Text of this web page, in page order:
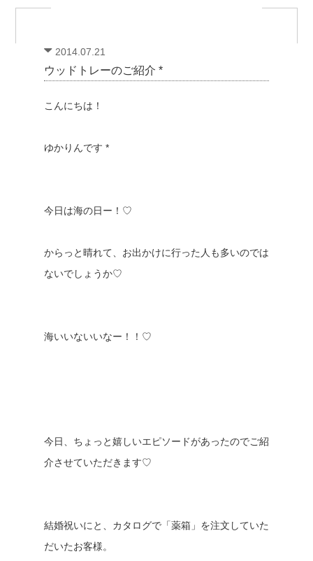
2014.07.21
ウッドトレーのご紹介 *
こんにちは！
ゆかりんです *
今日は海の日ー！♡
からっと晴れて、お出かけに行った人も多いのでは
ないでしょうか♡
海いいないいなー！！♡
今日、ちょっと嬉しいエピソードがあったのでご紹
介させていただきます♡
結婚祝いにと、カタログで「薬箱」を注文していた
だいたお客様。